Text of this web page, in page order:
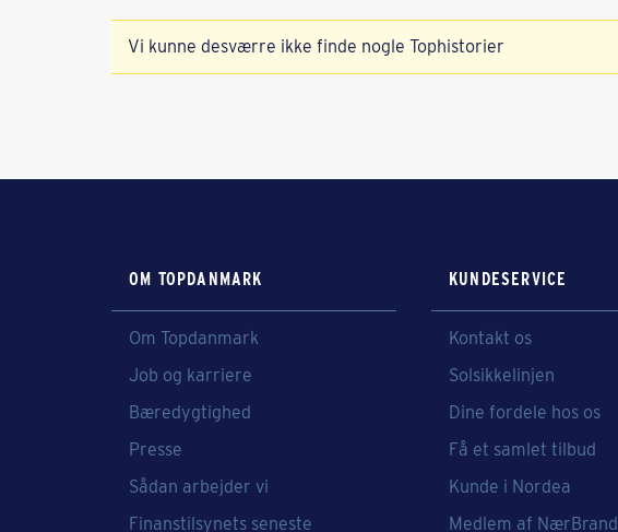
Vi kunne desværre ikke finde nogle Tophistorier
OM TOPDANMARK
Om Topdanmark
Job og karriere
Bæredygtighed
Presse
Sådan arbejder vi
Finanstilsynets seneste
KUNDESERVICE
Kontakt os
Solsikkelinjen
Dine fordele hos os
Få et samlet tilbud
Kunde i Nordea
Medlem af NærBrand